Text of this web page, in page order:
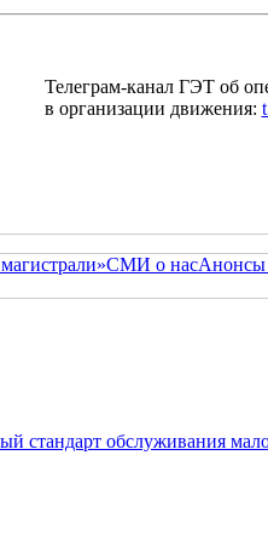
Телеграм-канал ГЭТ об
в организации движения:
СМИ о насАнонсы
стандарт обслуживания